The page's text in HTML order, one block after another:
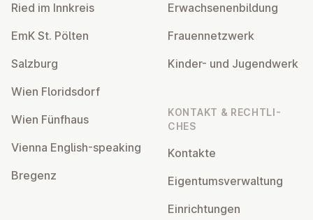
Ried im Innkreis
EmK St. Pölten
Salzburg
Wien Flo­rids­dorf
Wien Fünfhaus
Vienna English-speaking
Bregenz
Er­wach­se­nen­bil­dung
Frau­en­netz­werk
Kinder- und Ju­gend­werk
KONTAKT & RECHT­LI­
CHES
Kontakte
Ei­gen­tums­ver­wal­tung
Ein­rich­tun­gen